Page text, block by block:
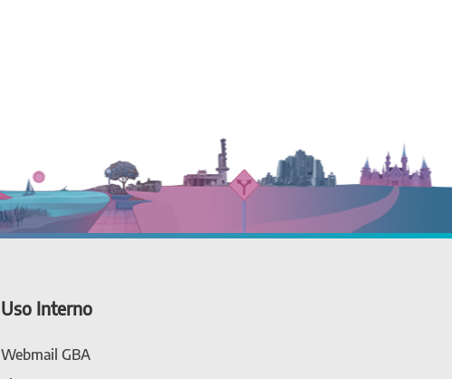
Uso Interno
Webmail GBA